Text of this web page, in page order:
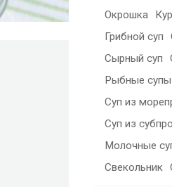
Окрошка
Грибной суп
Сырный суп
Рыбные супы
Суп из
Суп из
Молочные
Свекольник